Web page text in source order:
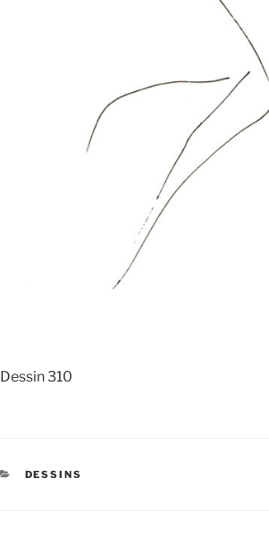
Dessin 310
CATÉGORIES
DESSINS